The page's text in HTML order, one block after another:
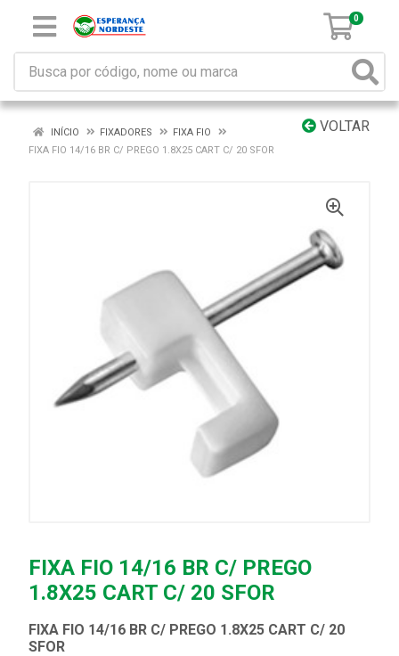
0
VOLTAR
INÍCIO FIXADORES
FIXA FIO
FIXA FIO 14/16 BR C/ PREGO 1.8X25 CART C/ 20 SFOR
FIXA FIO 14/16 BR C/ PREGO
1.8X25 CART C/ 20 SFOR
FIXA FIO 14/16 BR C/ PREGO 1.8X25 CART C/ 20
SFOR